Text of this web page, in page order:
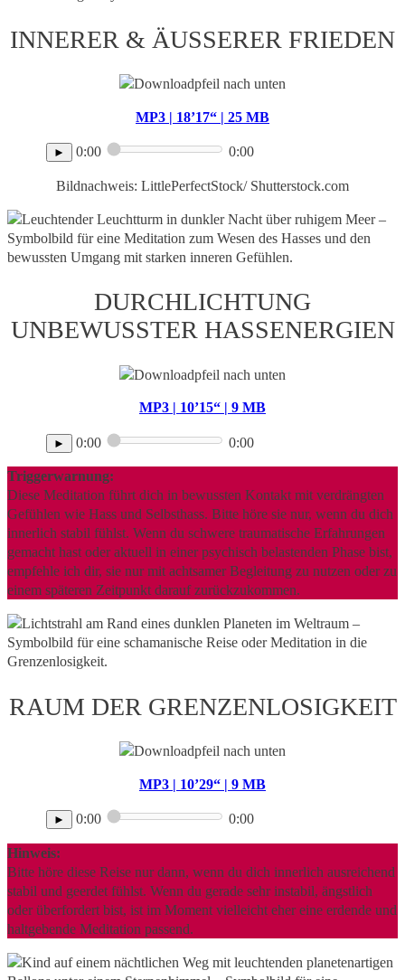
INNERER & ÄUSSERER FRIEDEN
MP3 | 18’17“ | 25 MB
► 0:00 0:00
Bildnachweis: LittlePerfectStock/ Shutterstock.com
DURCHLICHTUNG
UNBEWUSSTER HASSENERGIEN
MP3 | 10’15“ | 9 MB
► 0:00 0:00
Triggerwarnung:
Diese Meditation führt dich in bewussten Kontakt mit verdrängten
Gefühlen wie Hass und Selbsthass. Bitte höre sie nur, wenn du dich
innerlich stabil fühlst. Wenn du schwere traumatische Erfahrungen
gemacht hast oder aktuell in einer psychisch belastenden Phase bist,
empfehle ich dir, sie nur mit achtsamer Begleitung zu nutzen oder zu
einem späteren Zeitpunkt darauf zurückzukommen.
RAUM DER GRENZENLOSIGKEIT
MP3 | 10’29“ | 9 MB
► 0:00 0:00
Hinweis:
Bitte höre diese Reise nur dann, wenn du dich innerlich ausreichend
stabil und geerdet fühlst. Wenn du gerade sehr instabil, ängstlich
oder überfordert bist, ist im Moment vielleicht eher eine erdende und
haltgebende Meditation passend.